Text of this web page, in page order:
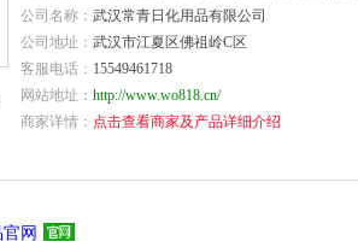
公司名称：武汉常青日化用品有限公司
公司地址：武汉市江夏区佛祖岭C区
客服电话： 15549461718
网站地址：http://www.wo818.cn/
商家详情： 点击查看商家及产品详细介绍
网